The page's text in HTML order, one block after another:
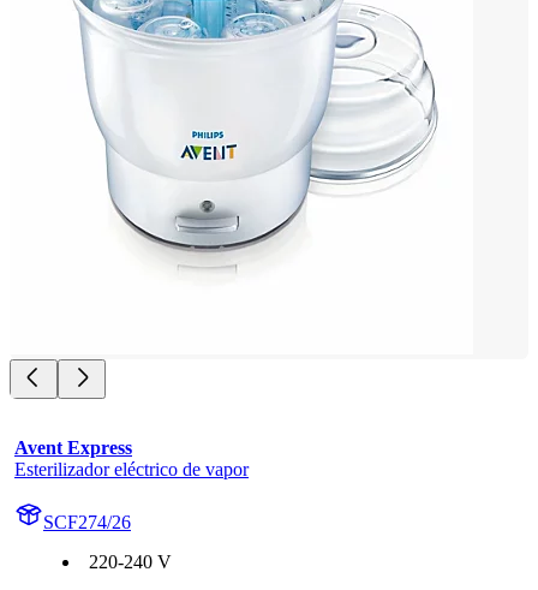
Avent Express
Esterilizador eléctrico de vapor
SCF274/26
220-240 V